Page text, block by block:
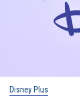
Disney Plus